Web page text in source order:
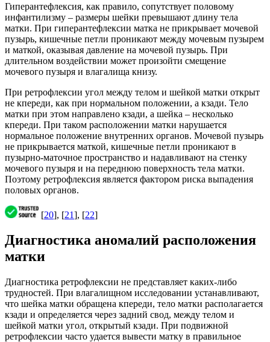
Гиперантефлексия, как правило, сопутствует половому
инфантилизму – размеры шейки превышают длину тела
матки. При гиперантефлексии матка не прикрывает мочевой
пузырь, кишечные петли проникают между мочевым пузырем
и маткой, оказывая давление на мочевой пузырь. При
длительном воздействии может произойти смещение
мочевого пузыря и влагалища книзу.
При ретрофлексии угол между телом и шейкой матки открыт
не кпереди, как при нормальном положении, а кзади. Тело
матки при этом направлено кзади, а шейка – несколько
кпереди. При таком расположении матки нарушается
нормальное положение внутренних органов. Мочевой пузырь
не прикрывается маткой, кишечные петли проникают в
пузырно-маточное пространство и надавливают на стенку
мочевого пузыря и на переднюю поверхность тела матки.
Поэтому ретрофлексия является фактором риска выпадения
половых органов.
[20], [21], [22]
Диагностика аномалий расположения
матки
Диагностика ретрофлексии не представляет каких-либо
трудностей. При влагалищном исследовании устанавливают,
что шейка матки обращена кпереди, тело матки располагается
кзади и определяется через задний свод, между телом и
шейкой матки угол, открытый кзади. При подвижной
ретрофлексии часто удается вывести матку в правильное